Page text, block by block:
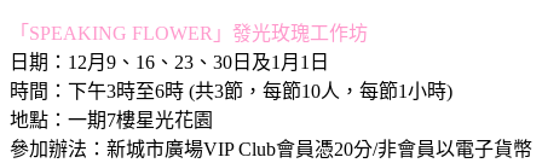
「SPEAKING FLOWER」發光玫瑰工作坊
日期：12月9、16、23、30日及1月1日
時間：下午3時至6時 (共3節，每節10人，每節1小時)
地點：一期7樓星光花園
參加辦法：新城市廣場VIP Club會員憑20分/非會員以電子貨幣